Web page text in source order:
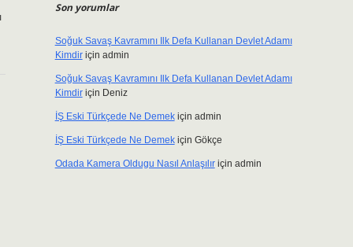
Son yorumlar
Soğuk Savaş Kavramını Ilk Defa Kullanan Devlet Adamı
Kimdiriçin admin
Soğuk Savaş Kavramını Ilk Defa Kullanan Devlet Adamı
Kimdiriçin Deniz
İŞ Eski Türkçede Ne Demekiçin admin
İŞ Eski Türkçede Ne Demekiçin Gökçe
Odada Kamera Oldugu Nasıl Anlaşılıriçin admin